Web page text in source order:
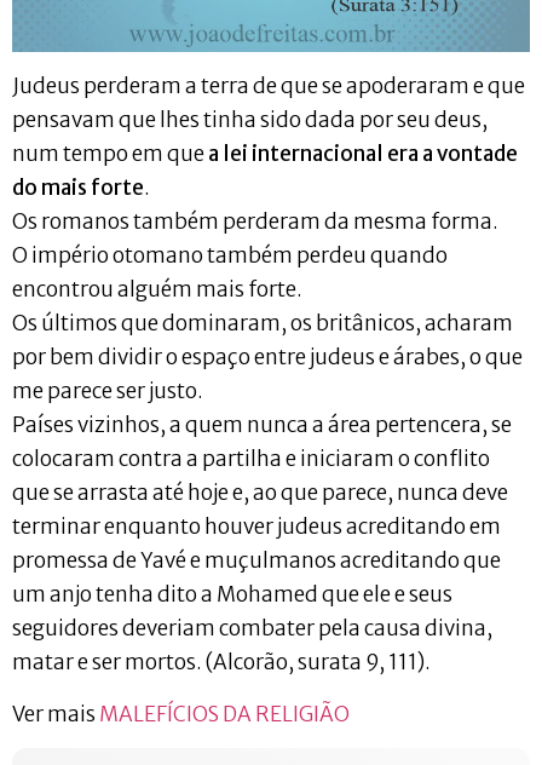
Judeus perderam a terra de que se apoderaram e que
pensavam que lhes tinha sido dada por seu deus,
num tempo em quea lei internacional era a vontade
do mais forte.
Os romanos também perderam da mesma forma.
O império otomano também perdeu quando
encontrou alguém mais forte.
Os últimos que dominaram, os britânicos, acharam
por bem dividir o espaço entre judeus e árabes, o que
me parece ser justo.
Países vizinhos, a quem nunca a área pertencera, se
colocaram contra a partilha e iniciaram o conflito
que se arrasta até hoje e, ao que parece, nunca deve
terminar enquanto houver judeus acreditando em
promessa de Yavé e muçulmanos acreditando que
um anjo tenha dito a Mohamed que ele e seus
seguidores deveriam combater pela causa divina,
matar e ser mortos. (Alcorão, surata 9, 111).
Ver mais MALEFÍCIOS DA RELIGIÃO